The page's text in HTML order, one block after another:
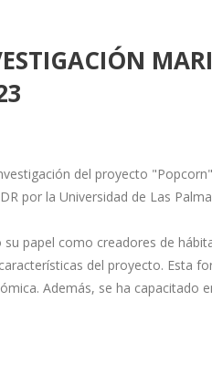
del proyecto
por la Universidad de Las
papel como creadores de
del proyecto. Esta
Además, se ha capacitado